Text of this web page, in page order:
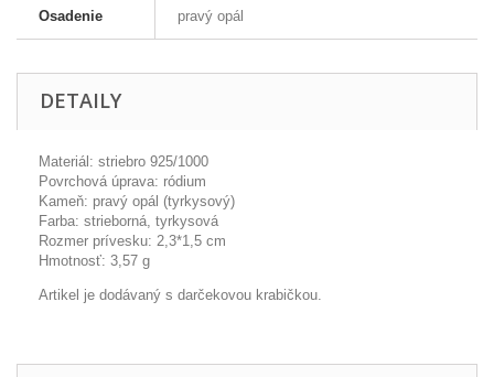
Osadenie pravý opál
DETAILY
Materiál: striebro 925/1000
Povrchová úprava: ródium
Kameň: pravý opál (tyrkysový)
Farba: strieborná, tyrkysová
Rozmer prívesku: 2,3*1,5 cm
Hmotnosť: 3,57 g
Artikel je dodávaný s darčekovou krabičkou.